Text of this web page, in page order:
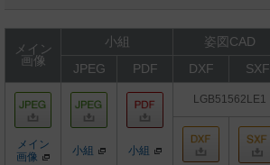
メイン
画像
小組 姿図CAD
JPEG
PDF DXF SXF
メイン
画像
小組 小組
LGB51562LE1